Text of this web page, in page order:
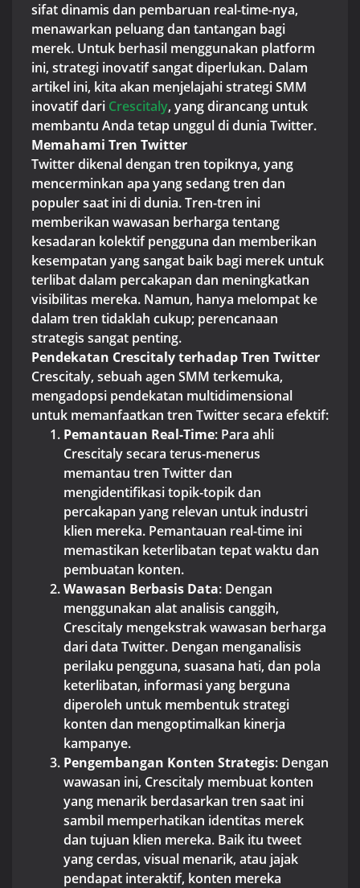
sifat dinamis dan pembaruan real-time-nya,
menawarkan peluang dan tantangan bagi
merek. Untuk berhasil menggunakan platform
ini, strategi inovatif sangat diperlukan. Dalam
artikel ini, kita akan menjelajahi strategi SMM
inovatif dari Crescitaly, yang dirancang untuk
membantu Anda tetap unggul di dunia Twitter.
Memahami Tren Twitter
Twitter dikenal dengan tren topiknya, yang
mencerminkan apa yang sedang tren dan
populer saat ini di dunia. Tren-tren ini
memberikan wawasan berharga tentang
kesadaran kolektif pengguna dan memberikan
kesempatan yang sangat baik bagi merek untuk
terlibat dalam percakapan dan meningkatkan
visibilitas mereka. Namun, hanya melompat ke
dalam tren tidaklah cukup; perencanaan
strategis sangat penting.
Pendekatan Crescitaly terhadap Tren Twitter
Crescitaly, sebuah agen SMM terkemuka,
mengadopsi pendekatan multidimensional
untuk memanfaatkan tren Twitter secara efektif:
Pemantauan Real-Time: Para ahli
Crescitaly secara terus-menerus
memantau tren Twitter dan
mengidentifikasi topik-topik dan
percakapan yang relevan untuk industri
klien mereka. Pemantauan real-time ini
memastikan keterlibatan tepat waktu dan
pembuatan konten.
Wawasan Berbasis Data: Dengan
menggunakan alat analisis canggih,
Crescitaly mengekstrak wawasan berharga
dari data Twitter. Dengan menganalisis
perilaku pengguna, suasana hati, dan pola
keterlibatan, informasi yang berguna
diperoleh untuk membentuk strategi
konten dan mengoptimalkan kinerja
kampanye.
Pengembangan Konten Strategis: Dengan
wawasan ini, Crescitaly membuat konten
yang menarik berdasarkan tren saat ini
sambil memperhatikan identitas merek
dan tujuan klien mereka. Baik itu tweet
yang cerdas, visual menarik, atau jajak
pendapat interaktif, konten mereka